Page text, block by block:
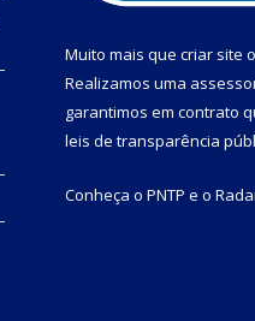
Muito mais que criar site
Realizamos uma
garantimos em contrato
leis de transparência
Conheça o PNTP e o